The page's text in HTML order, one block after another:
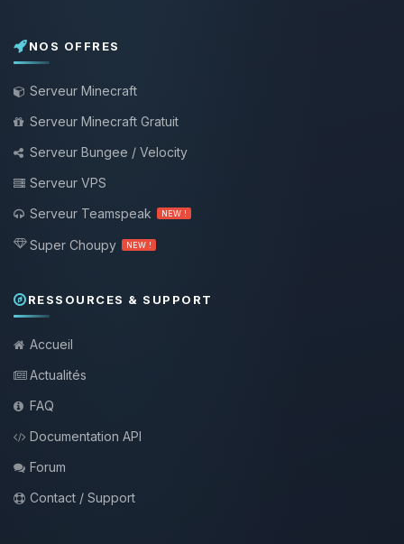
NOS OFFRES
Serveur Minecraft
Serveur Minecraft Gratuit
Serveur Bungee / Velocity
Serveur VPS
Serveur Teamspeak
NEW !
Super Choupy NEW !
RESSOURCES & SUPPORT
Accueil
Actualités
FAQ
Documentation API
Forum
Contact / Support